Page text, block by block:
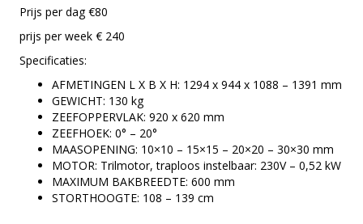
Prijs per dag €80
prijs per week € 240
Specificaties:
AFMETINGEN L X B X H: 1294 x 944 x 1088 – 1391 mm
GEWICHT: 130 kg
ZEEFOPPERVLAK: 920 x 620 mm
ZEEFHOEK: 0° – 20°
MAASOPENING: 10×10 – 15×15 – 20×20 – 30×30 mm
MOTOR: Trilmotor, traploos instelbaar: 230V – 0,52 kW
MAXIMUM BAKBREEDTE: 600 mm
STORTHOOGTE: 108 – 139 cm